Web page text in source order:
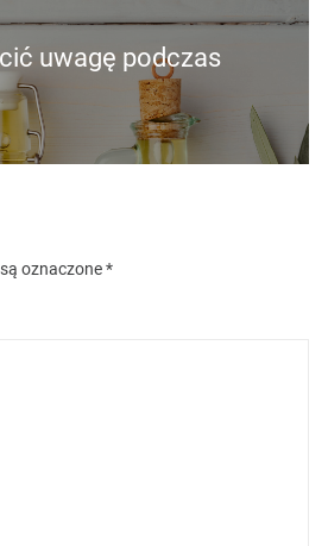
uwagę podczas
oznaczone*